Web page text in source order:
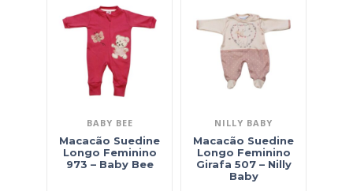
BABY BEE
Macacão Suedine
Longo Feminino
973 – Baby Bee
NILLY BABY
Macacão Suedine
Longo Feminino
Girafa 507 – Nilly
Baby